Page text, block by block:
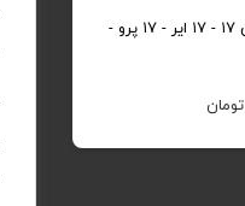
گلس آیفون ۱۷ - ۱۷ ایر - ۱۷ پرو -
تومانقیمت
فعلی: